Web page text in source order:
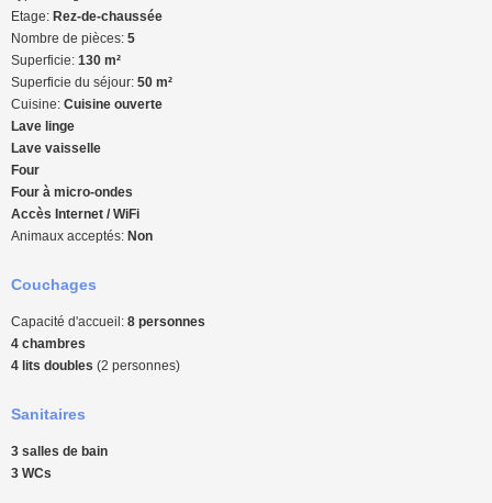
Etage: Rez-de-chaussée
Nombre de pièces: 5
Superficie: 130 m²
Superficie du séjour: 50 m²
Cuisine: Cuisine ouverte
Lave linge
Lave vaisselle
Four
Four à micro-ondes
Accès Internet / WiFi
Animaux acceptés: Non
Couchages
Capacité d'accueil: 8 personnes
4 chambres
4 lits doubles (2 personnes)
Sanitaires
3 salles de bain
3 WCs